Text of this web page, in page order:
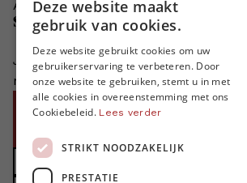
Adverteren in MO*
Steun MO*
Je helpt ons groeien. MO* bestaat
niet zonder jouw steun!
Doe een gift
ENGLISH
Deze website maakt
gebruik van cookies.
Deze website gebruikt cookies om uw
gebruikerservaring te verbeteren. Door
onze website te gebruiken, stemt u in met
alle cookies in overeenstemming met ons
Cookiebeleid. Lees verder
STRIKT NOODZAKELIJK
PRESTATIE